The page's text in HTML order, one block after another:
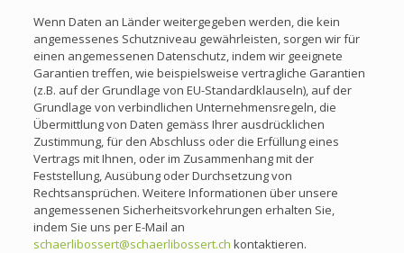
Wenn Daten an Länder weitergegeben werden, die kein
angemessenes Schutzniveau gewährleisten, sorgen wir für
einen angemessenen Datenschutz, indem wir geeignete
Garantien treffen, wie beispielsweise vertragliche Garantien
(z.B. auf der Grundlage von EU-Standardklauseln), auf der
Grundlage von verbindlichen Unternehmensregeln, die
Übermittlung von Daten gemäss Ihrer ausdrücklichen
Zustimmung, für den Abschluss oder die Erfüllung eines
Vertrags mit Ihnen, oder im Zusammenhang mit der
Feststellung, Ausübung oder Durchsetzung von
Rechtsansprüchen. Weitere Informationen über unsere
angemessenen Sicherheitsvorkehrungen erhalten Sie,
indem Sie uns per E-Mail an
schaerlibossert@schaerlibossert.ch kontaktieren.